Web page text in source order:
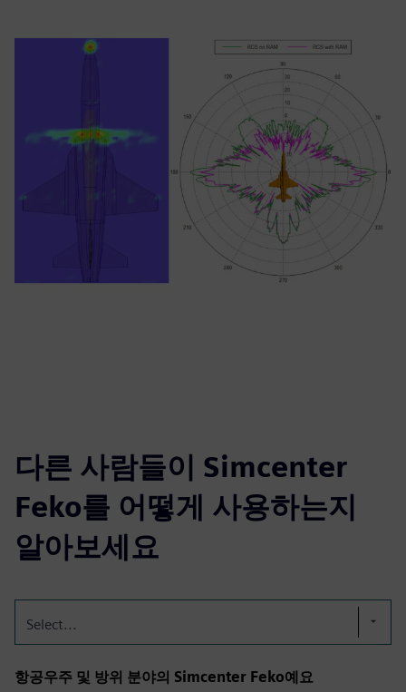
다른 사람들이 Simcenter
Feko를 어떻게 사용하는지
알아보세요
Select...
항공우주 및 방위 분야의 Simcenter Feko예요